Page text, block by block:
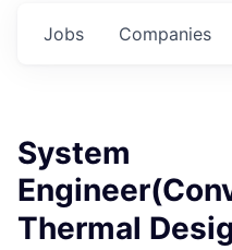
Jobs Companies
System
Thermal